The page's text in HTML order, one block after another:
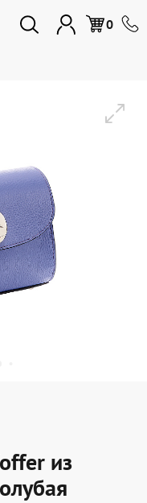
0
Избранное
из